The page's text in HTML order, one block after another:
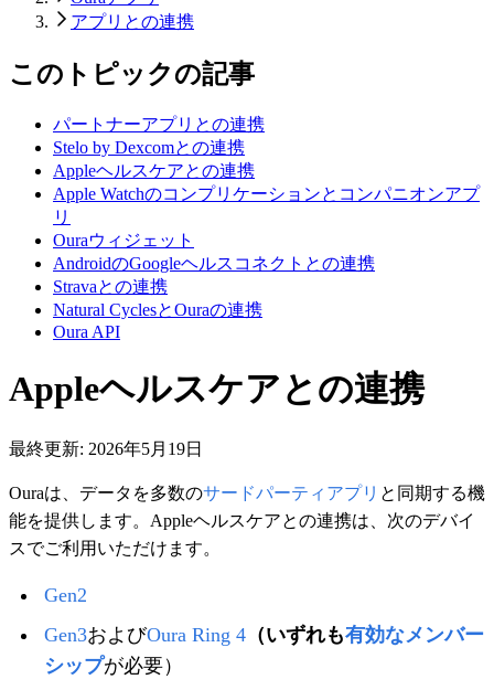
アプリとの連携
このトピックの記事
パートナーアプリとの連携
Stelo by Dexcomとの連携
Appleヘルスケアとの連携
Apple Watchのコンプリケーションとコンパニオンアプ
リ
Ouraウィジェット
AndroidのGoogleヘルスコネクトとの連携
Stravaとの連携
Natural CyclesとOuraの連携
Oura API
Appleヘルスケアとの連携
最終更新: 2026年5月19日
Ouraは、データを多数のサードパーティアプリ と同期する機
能を提供します。Appleヘルスケアとの連携は、次のデバイ
スでご利用いただけます。
Gen2
Gen3およびOura Ring 4 （いずれも有効なメンバー
シップが必要）